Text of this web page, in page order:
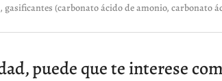
gasificantes (carbonato ácido de amonio, carbonato
puede que te interese